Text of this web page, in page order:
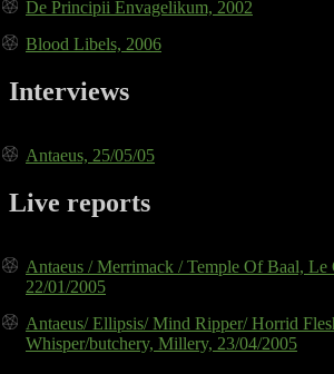
De Principii Envagelikum, 2002
Blood Libels, 2006
Interviews
Antaeus, 25/05/05
Live reports
Antaeus / Merrimack / Temple Of Baal,
22/01/2005
Antaeus/ Ellipsis/ Mind Ripper/ Horrid
Whisper/butchery, Millery, 23/04/2005